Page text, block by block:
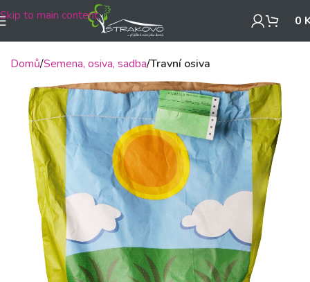
Skip to main content 0
Domů Semena, osiva, sadba Travní osiva